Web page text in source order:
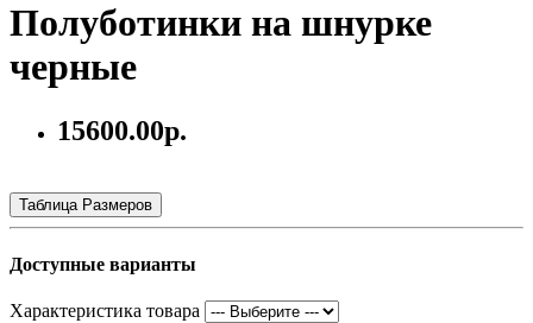
Полуботинки на шнурке
черные
15600.00р.
Таблица Размеров
Доступные варианты
Характеристика товара